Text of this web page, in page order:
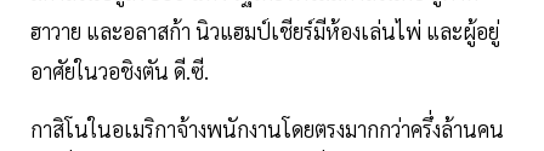
ฮาวาย และอลาสก้า นิวแฮมป์เชียร์มีห้องเล่นไพ่ และผู้อยู่
อาศัยในวอชิงตัน ดี.ซี.
กาสิโนในอเมริกาจ้างพนักงานโดยตรงมากกว่าครึ่งล้านคน